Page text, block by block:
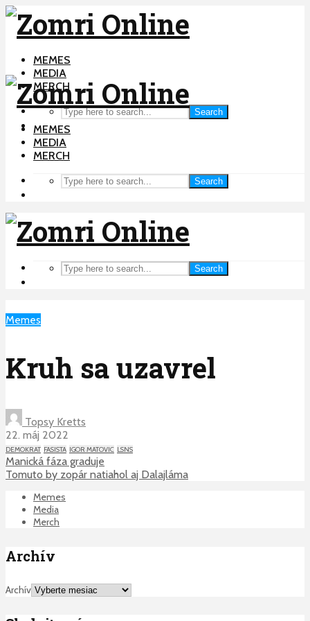
MEMES
MEDIA
MERCH
Search
MEMES
MEDIA
MERCH
Search
Search
Memes
Kruh sa uzavrel
Topsy Kretts
22. máj 2022
DEMOKRAT FASISTA IGOR MATOVIC LSNS
Manická fáza graduje
Tomuto by zopár natiahol aj Dalajláma
Memes
Media
Merch
Archív
Archív